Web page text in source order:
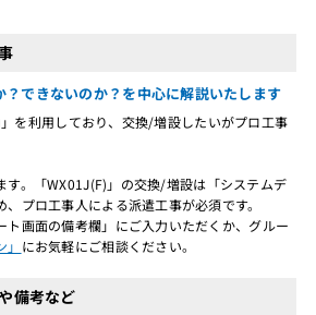
？できないのか？を中心に解説いたします
を利用しており、交換/増設したいがプロ工事
。「WX01J(F)」の交換/増設は「システムデ
プロ工事人による派遣工事が必須です。
ト画面の備考欄」にご入力いただくか、グルー
にお気軽にご相談ください。
備考など